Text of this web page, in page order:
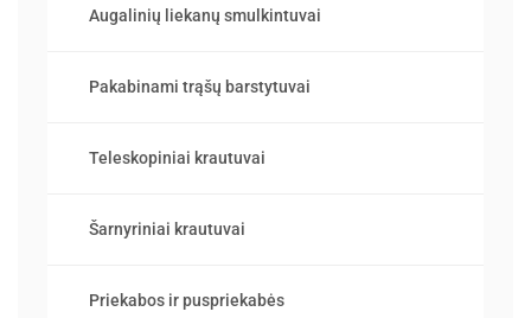
Augalinių liekanų smulkintuvai
Pakabinami trąšų barstytuvai
Teleskopiniai krautuvai
Šarnyriniai krautuvai
Priekabos ir puspriekabės